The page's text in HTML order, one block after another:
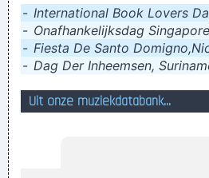
Na voldoende anaal
haast u wanneer u tijd hebt
- International Book Lovers
- Onafhankelijksdag Singapore
- Fiesta De Santo
- Dag Der Inheemsen,
Uit onze muziekdatabank...